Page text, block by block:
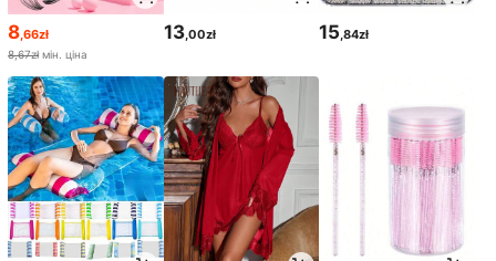
8,66zł
8,67zł мін. ціна
13,00zł 15,84zł